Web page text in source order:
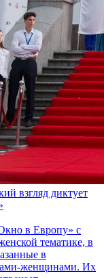
взгляд диктует
в Европу» с
тематике, в
в
женщинами. Их